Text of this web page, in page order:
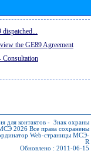
the GE89 Agreement
Consultation
для контактов - Знак охраны
МСЭ 2026 Все права сохранены
Web-страницы МСЭ-
R
Обновлено : 2011-06-15